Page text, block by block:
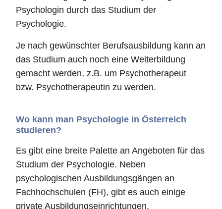
Psychologin durch das Studium der
Psychologie.
Je nach gewünschter Berufsausbildung kann an
das Studium auch noch eine Weiterbildung
gemacht werden, z.B. um Psychotherapeut
bzw. Psychotherapeutin zu werden.
Wo kann man Psychologie in Österreich
studieren?
Es gibt eine breite Palette an Angeboten für das
Studium der Psychologie. Neben
psychologischen Ausbildungsgängen an
Fachhochschulen (FH), gibt es auch einige
private Ausbildungseinrichtungen.